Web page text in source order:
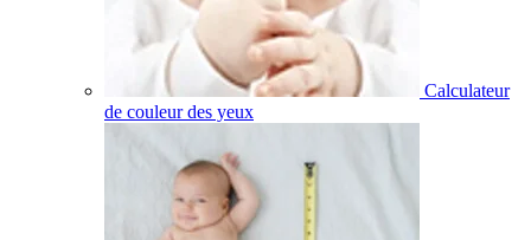
Calculateur
de couleur des yeux